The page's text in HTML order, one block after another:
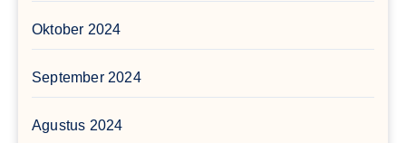
Oktober 2024
September 2024
Agustus 2024